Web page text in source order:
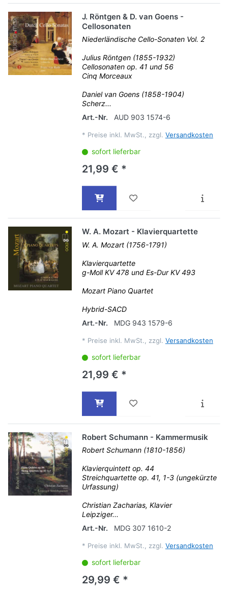
J. Röntgen & D. van Goens -
Cellosonaten
Niederländische Cello-Sonaten Vol. 2
Julius Röntgen (1855-1932)
Cellosonaten op. 41 und 56
Cinq Morceaux
Daniel van Goens (1858-1904)
Scherz...
Art.-Nr.
AUD 903 1574-6
* Preise inkl. MwSt., zzgl. Versandkosten
sofort lieferbar
21,99 € *
W. A. Mozart - Klavierquartette
W. A. Mozart (1756-1791)
Klavierquartette
g-Moll KV 478 und Es-Dur KV 493
Mozart Piano Quartet
Hybrid-SACD
Art.-Nr.
MDG 943 1579-6
* Preise inkl. MwSt., zzgl. Versandkosten
sofort lieferbar
21,99 € *
Robert Schumann - Kammermusik
Robert Schumann (1810-1856)
Klavierquintett op. 44
Streichquartette op. 41, 1-3 (ungekürzte
Urfassung)
Christian Zacharias, Klavier
Leipziger...
Art.-Nr.
MDG 307 1610-2
* Preise inkl. MwSt., zzgl. Versandkosten
sofort lieferbar
29,99 € *